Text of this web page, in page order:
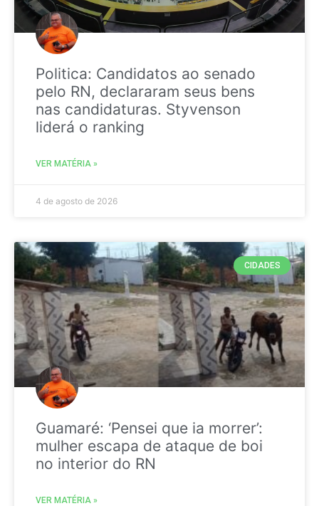
Politica: Candidatos ao senado
pelo RN, declararam seus bens
nas candidaturas. Styvenson
liderá o ranking
VER MATÉRIA »
4 de agosto de 2026
CIDADES
Guamaré: ‘Pensei que ia morrer’:
mulher escapa de ataque de boi
no interior do RN
VER MATÉRIA »